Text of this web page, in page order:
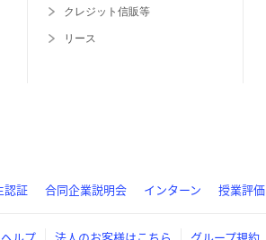
クレジット信販等
リース
認証 合同企業説明会 インターン 授業評価